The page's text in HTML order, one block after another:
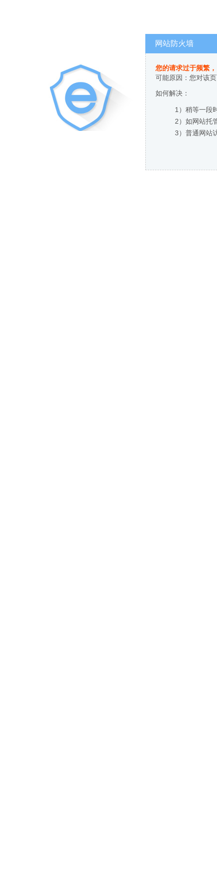
网站防火墙
您的请求过于频繁
可能原因：您对该
如何解决：
1）稍等一段
2）如网站托
3）普通网站